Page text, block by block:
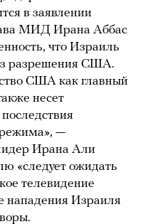
в заявлении
МИД Ирана Аббас
что Израиль
разрешения США.
США как главный
несет
режима», —
Ирана Али
«следует ожидать
телевидение
нападения Израиля